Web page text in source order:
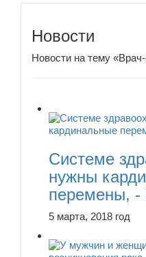
Новости
Новости на тему
Системе
нужны
перемены, -
5 марта, 2018 год